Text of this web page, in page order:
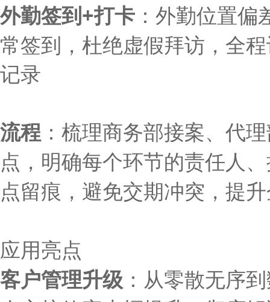
外勤签到+打卡 ： 外勤位置偏
常签到，杜绝虚假拜访，全
记录
流程 ： 梳理商务部接案、代
点，明确每个环节的责任人
点留痕，避免交期冲突，提
应用亮点
客户管理升级 ：从零散无序